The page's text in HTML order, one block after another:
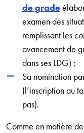
de grade
examen des
remplissant les
avancement de
dans ses LDG) ;
Sa nomination
(l’inscription au
pas).
Comme en matière